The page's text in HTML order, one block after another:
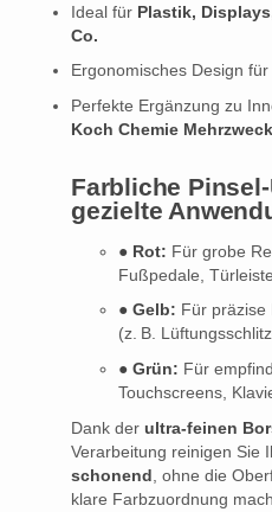
Ideal für Plastik,
Co.
Ergonomisches Design für
Perfekte Ergänzung zu
Koch Chemie
Farbliche
gezielte
● Rot: Für grobe
Fußpedale,
● Gelb: Für präzise
(z. B.
● Grün: Für
Touchscreens,
Dank der ultra-feinen
Verarbeitung reinigen Sie
schonend , ohne die
klare Farbzuordnung